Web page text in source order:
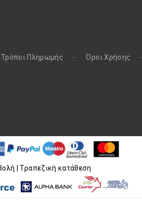
Τρόποι Πληρωμής Όροι Χρήσης
| Τραπεζική κατάθεση